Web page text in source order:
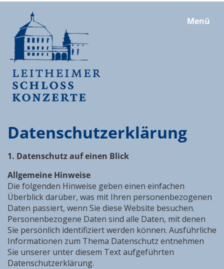
Menü
Datenschutzerklärung
1. Datenschutz auf einen Blick
Allgemeine Hinweise
Die folgenden Hinweise geben einen einfachen
Überblick darüber, was mit Ihren personenbezogenen
Daten passiert, wenn Sie diese Website besuchen.
Personenbezogene Daten sind alle Daten, mit denen
Sie persönlich identifiziert werden können. Ausführliche
Informationen zum Thema Datenschutz entnehmen
Sie unserer unter diesem Text aufgeführten
Datenschutzerklärung.